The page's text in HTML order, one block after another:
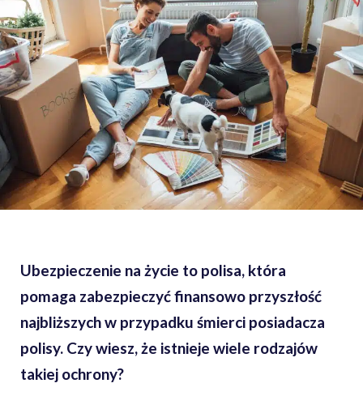
Ubezpieczenie na życie to polisa, która
pomaga zabezpieczyć finansowo przyszłość
najbliższych w przypadku śmierci posiadacza
polisy. Czy wiesz, że istnieje wiele rodzajów
takiej ochrony?